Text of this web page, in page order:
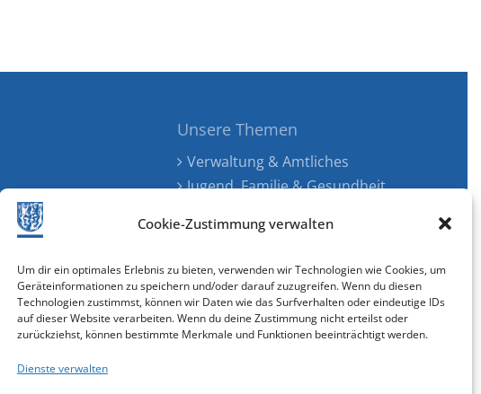
Cookie-Zustimmung verwalten
Um dir ein optimales Erlebnis zu bieten, verwenden wir Technologien wie Cookies, um
Geräteinformationen zu speichern und/oder darauf zuzugreifen. Wenn du diesen
Technologien zustimmst, können wir Daten wie das Surfverhalten oder eindeutige IDs
auf dieser Website verarbeiten. Wenn du deine Zustimmung nicht erteilst oder
zurückziehst, können bestimmte Merkmale und Funktionen beeinträchtigt werden.
Dienste verwalten
Unsere Themen
Verwaltung & Amtliches
Jugend, Familie & Gesundheit
Kunst, Kultur & Musik
Senioren & Inklusion